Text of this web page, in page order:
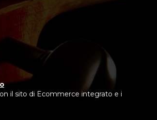
il sito di Ecommerce integrato e i